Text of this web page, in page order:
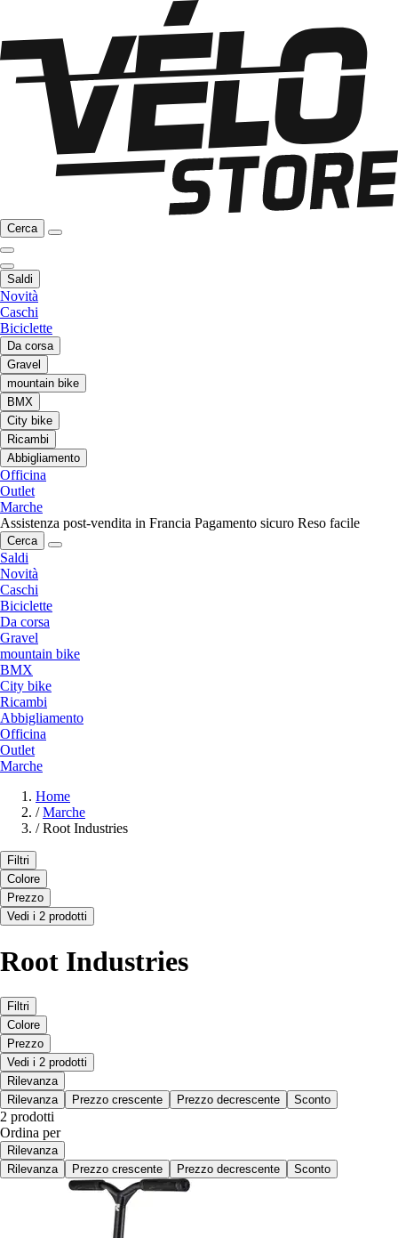
Cerca
Saldi
Novità
Caschi
Biciclette
Da corsa
Gravel
mountain bike
BMX
City bike
Ricambi
Abbigliamento
Officina
Outlet
Marche
Assistenza post-vendita in Francia Pagamento sicuro Reso facile
Cerca
Saldi
Novità
Caschi
Biciclette
Da corsa
Gravel
mountain bike
BMX
City bike
Ricambi
Abbigliamento
Officina
Outlet
Marche
Home
/ Marche
/ Root Industries
Filtri
Colore
Prezzo
Vedi i 2 prodotti
Root Industries
Filtri
Colore
Prezzo
Vedi i 2 prodotti
Rilevanza
Rilevanza
Prezzo crescente Prezzo decrescente Sconto
2 prodotti
Ordina per
Rilevanza
Rilevanza
Prezzo crescente Prezzo decrescente Sconto